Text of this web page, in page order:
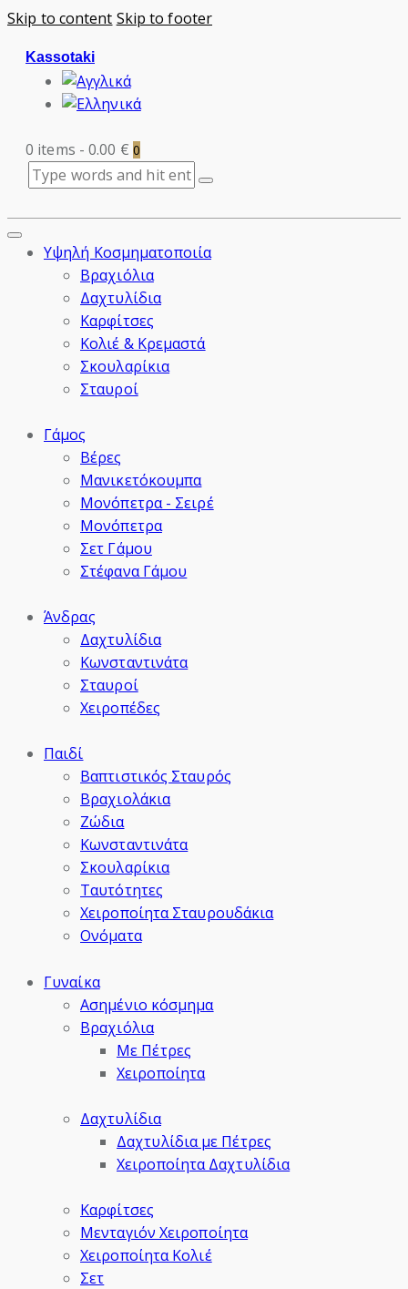
Skip to content Skip to footer
Kassotaki
0 items - 0.00 € 0
Υψηλή Κοσμηματοποιία
Βραχιόλια
Δαχτυλίδια
Καρφίτσες
Κολιέ & Κρεμαστά
Σκουλαρίκια
Σταυροί
Γάμος
Βέρες
Μανικετόκουμπα
Μονόπετρα - Σειρέ
Μονόπετρα
Σετ Γάμου
Στέφανα Γάμου
Άνδρας
Δαχτυλίδια
Κωνσταντινάτα
Σταυροί
Χειροπέδες
Παιδί
Βαπτιστικός Σταυρός
Βραχιολάκια
Ζώδια
Κωνσταντινάτα
Σκουλαρίκια
Ταυτότητες
Χειροποίητα Σταυρουδάκια
Ονόματα
Γυναίκα
Ασημένιο κόσμημα
Βραχιόλια
Με Πέτρες
Χειροποίητα
Δαχτυλίδια
Δαχτυλίδια με Πέτρες
Χειροποίητα Δαχτυλίδια
Καρφίτσες
Μενταγιόν Χειροποίητα
Χειροποίητα Κολιέ
Σετ